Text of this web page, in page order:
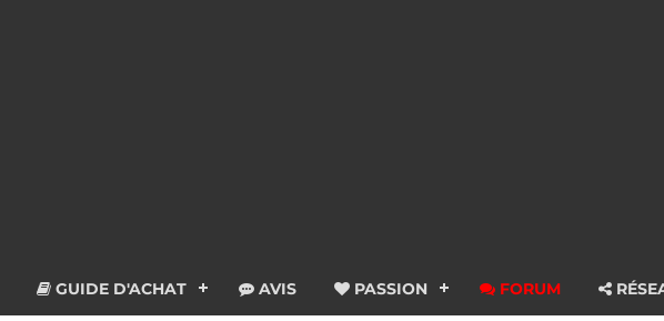
GUIDE D'ACHAT AVIS PASSION FORUM